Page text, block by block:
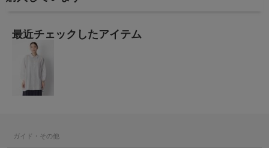
最近チェックしたアイテム
ガイド・その他